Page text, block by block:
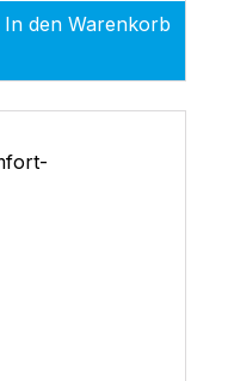
In den Warenkorb